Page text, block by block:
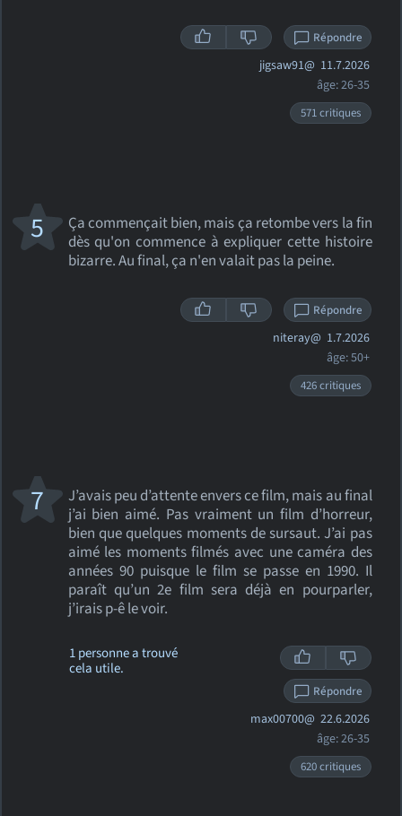
Répondre
jigsaw91@ 11.7.2026
âge: 26-35
571 critiques
Ça commençait bien, mais ça retombe vers la fin
dès qu'on commence à expliquer cette histoire
bizarre. Au final, ça n'en valait pas la peine.
5
Répondre
niteray@ 1.7.2026
âge: 50+
426 critiques
J’avais peu d’attente envers ce film, mais au final
j’ai bien aimé. Pas vraiment un film d’horreur,
bien que quelques moments de sursaut. J’ai pas
aimé les moments filmés avec une caméra des
années 90 puisque le film se passe en 1990. Il
paraît qu’un 2e film sera déjà en pourparler,
j’irais p-ê le voir.
7
1 personne a trouvé
cela utile.
Répondre
max00700@ 22.6.2026
âge: 26-35
620 critiques